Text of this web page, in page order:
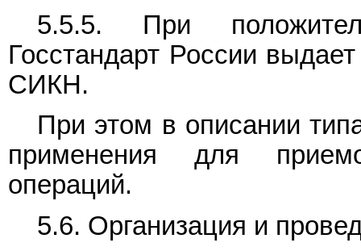
5.5.5. При
Госстандарт России
СИКН.
При этом в описании
применения для
операций.
5.6. Организация и